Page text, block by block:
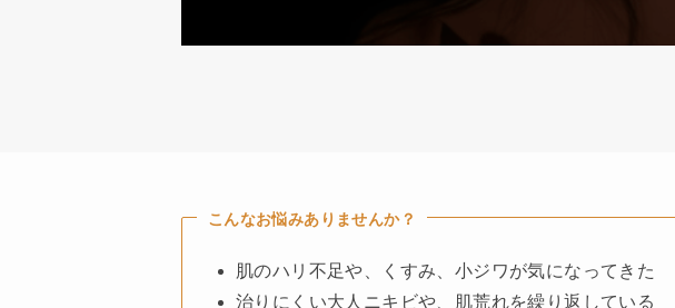
こんなお悩みありませんか？
肌のハリ不足や、くすみ、小ジワが気になってきた
治りにくい大人ニキビや、肌荒れを繰り返している